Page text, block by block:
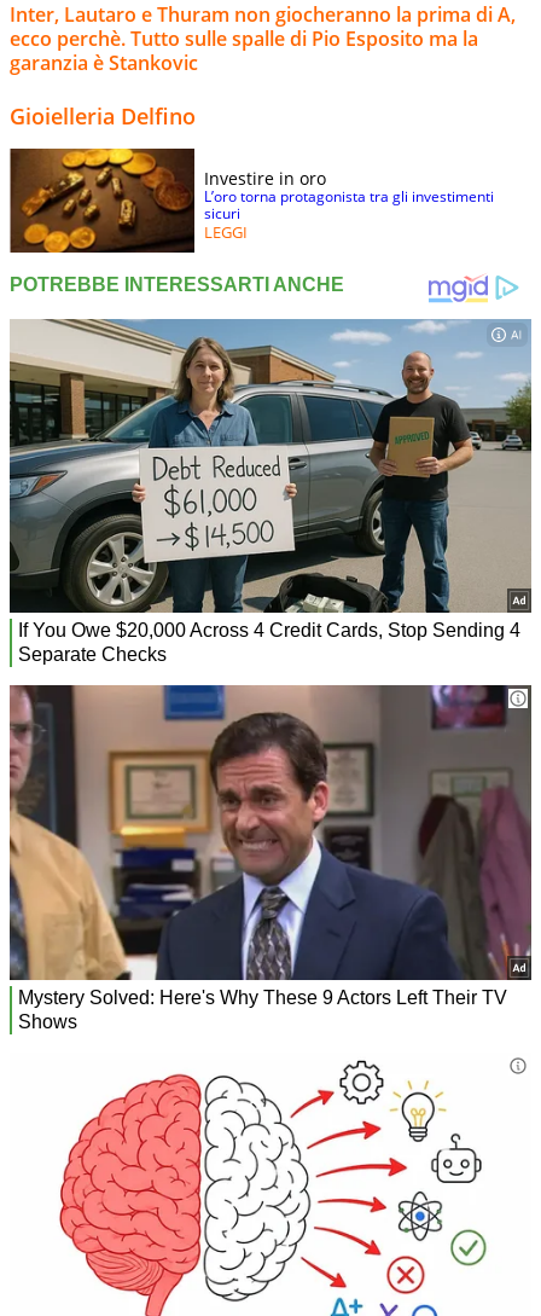
Inter, Lautaro e Thuram non giocheranno la prima di A,
ecco perchè. Tutto sulle spalle di Pio Esposito ma la
garanzia è Stankovic
Gioielleria Delfino
Investire in oro
L’oro torna protagonista tra gli investimenti
sicuri
LEGGI